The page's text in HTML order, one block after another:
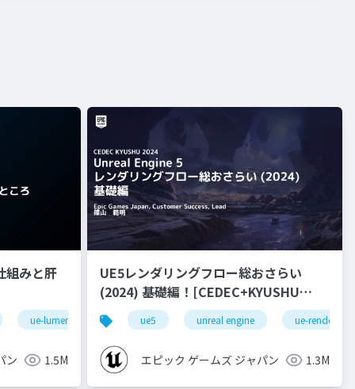
みと肝
ue-lumen
ン 1.5M
UE5レンダリングフロー総おさらい
(2024) 基礎編！[CEDEC+KYUSHU
2024] ue5 unreal engine ue-rendering
エピック ゲームズ ジャパン 1.3M